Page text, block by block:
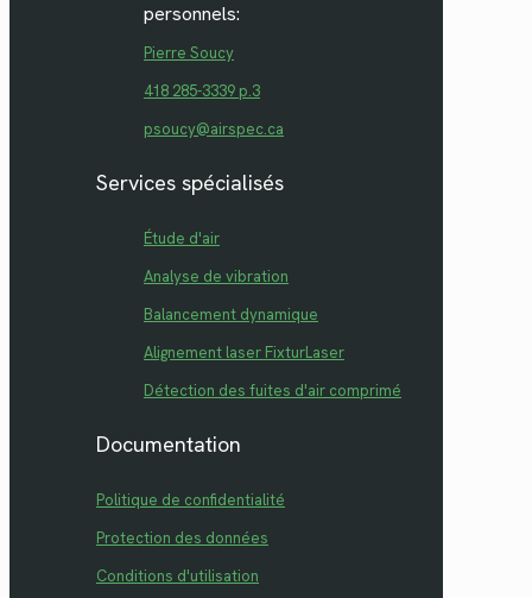
personnels:
Pierre Soucy
418 285-3339 p.3
psoucy@airspec.ca
Services spécialisés
Étude d'air
Analyse de vibration
Balancement dynamique
Alignement laser FixturLaser
Détection des fuites d'air comprimé
Documentation
Politique de confidentialité
Protection des données
Conditions d'utilisation